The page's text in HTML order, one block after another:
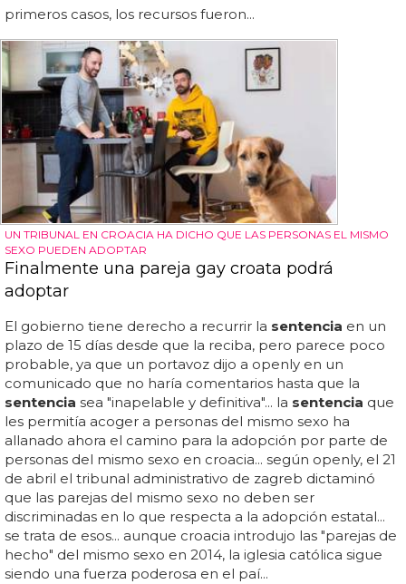
primeros casos, los recursos fueron...
UN TRIBUNAL EN CROACIA HA DICHO QUE LAS PERSONAS EL MISMO
SEXO PUEDEN ADOPTAR
Finalmente una pareja gay croata podrá
adoptar
El gobierno tiene derecho a recurrir la sentencia en un
plazo de 15 días desde que la reciba, pero parece poco
probable, ya que un portavoz dijo a openly en un
comunicado que no haría comentarios hasta que la
sentencia sea "inapelable y definitiva"... la sentencia que
les permitía acoger a personas del mismo sexo ha
allanado ahora el camino para la adopción por parte de
personas del mismo sexo en croacia... según openly, el 21
de abril el tribunal administrativo de zagreb dictaminó
que las parejas del mismo sexo no deben ser
discriminadas en lo que respecta a la adopción estatal...
se trata de esos... aunque croacia introdujo las "parejas de
hecho" del mismo sexo en 2014, la iglesia católica sigue
siendo una fuerza poderosa en el paí...